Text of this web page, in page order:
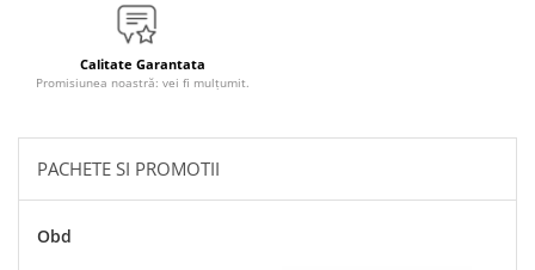
Proiectoare
Becuri Auto
Piese Auto
Piese Caroserie
Amortizoare Capota
Calitate Garantata
Promisiunea noastră: vei fi mulțumit.
PACHETE SI PROMOTII
Obd